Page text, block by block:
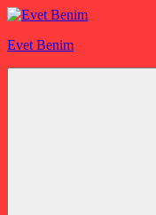
İçeriğe
Evet Benim